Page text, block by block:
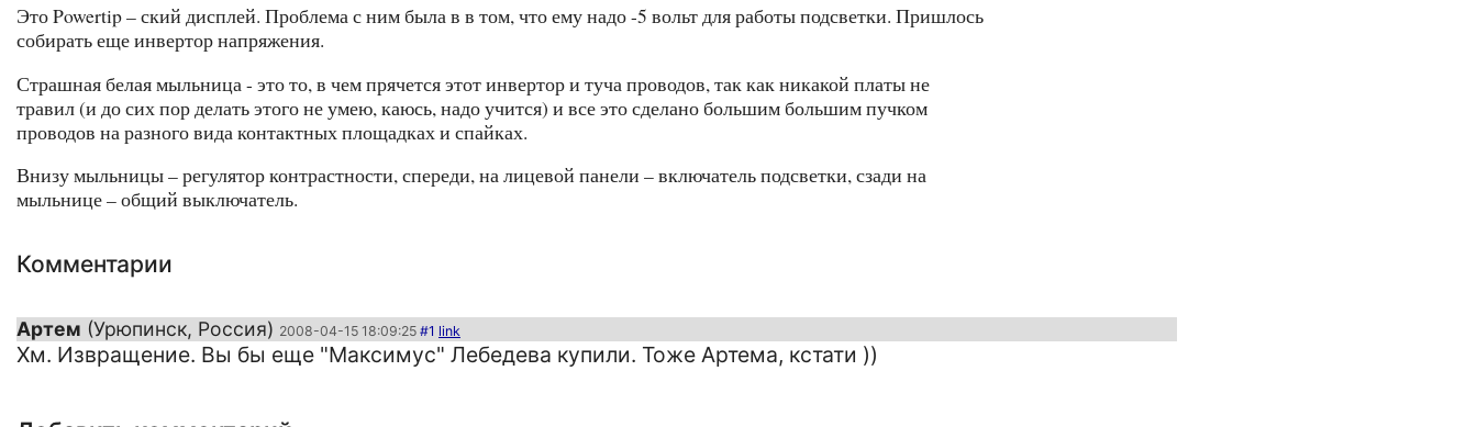
Это Powertip – ский дисплей. Проблема с ним была в в том, что ему надо -5 вольт для работы подсветки. Пришлось
собирать еще инвертор напряжения.
Страшная белая мыльница - это то, в чем прячется этот инвертор и туча проводов, так как никакой платы не
травил (и до сих пор делать этого не умею, каюсь, надо учится) и все это сделано большим большим пучком
проводов на разного вида контактных площадках и спайках.
Внизу мыльницы – регулятор контрастности, спереди, на лицевой панели – включатель подсветки, сзади на
мыльнице – общий выключатель.
Комментарии
Артем (Урюпинск, Россия) 2008-04-15 18:09:25 #1 link
Хм. Извращение. Вы бы еще "Максимус" Лебедева купили. Тоже Артема, кстати ))